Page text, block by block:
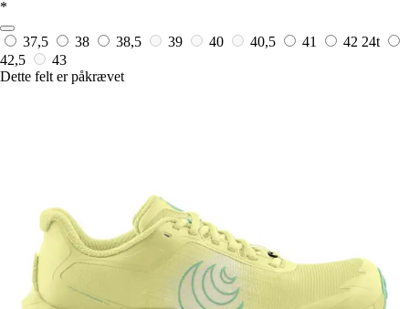
*
37,5 38 38,5 39 40 40,5 41 42 24t
42,5
43
Dette felt er påkrævet